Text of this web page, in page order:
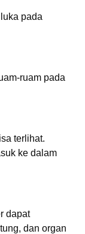
pada
ruam pada
terlihat.
ke dalam
dapat
dan organ